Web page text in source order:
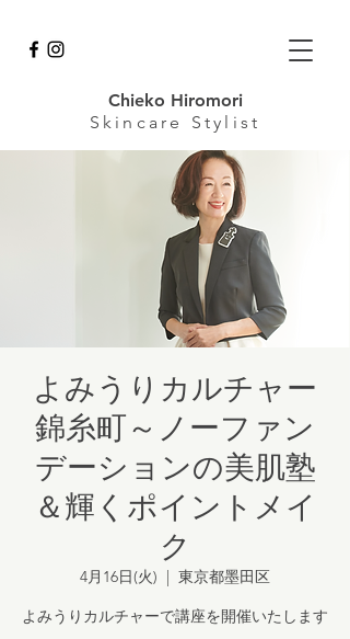
Chieko Hiromori
Skincare Stylist
よみうりカルチャー
錦糸町～ノーファン
デーションの美肌塾
＆輝くポイントメイ
ク
4月16日(火)
  |
東京都墨田区
よみうりカルチャーで講座を開催いたします